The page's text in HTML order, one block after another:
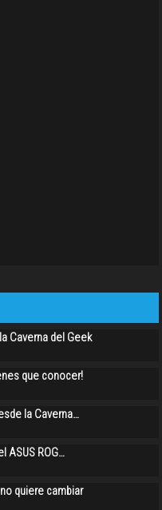
Caverna del Geek
que conocer!
la Caverna…
ASUS ROG…
quiere cambiar